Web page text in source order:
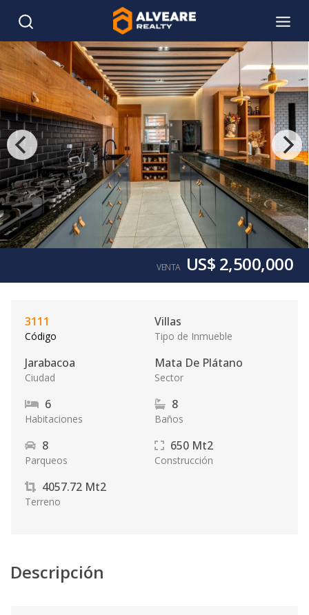
VENTA US$ 2,500,000
3111
Código
Villas
Tipo de Inmueble
Jarabacoa
Ciudad
Mata De Plátano
Sector
6
Habitaciones
8
Baños
8
Parqueos
650 Mt2
Construcción
4057.72 Mt2
Terreno
Descripción